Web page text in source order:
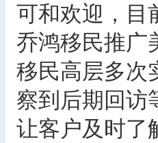
可和欢迎，目
乔鸿移民推广
移民高层多次
察到后期回访
让客户及时了